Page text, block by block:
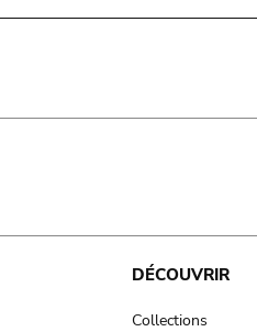
DÉCOUVRIR
Collections